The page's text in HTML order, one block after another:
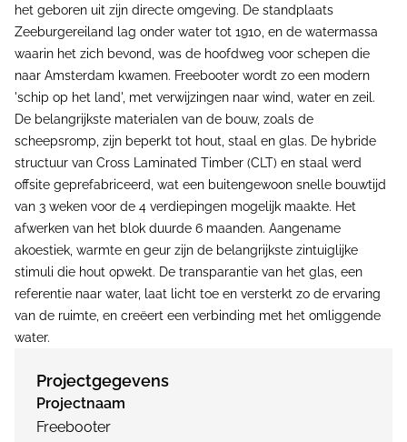
het geboren uit zijn directe omgeving. De standplaats
Zeeburgereiland lag onder water tot 1910, en de watermassa
waarin het zich bevond, was de hoofdweg voor schepen die
naar Amsterdam kwamen. Freebooter wordt zo een modern
'schip op het land', met verwijzingen naar wind, water en zeil.
De belangrijkste materialen van de bouw, zoals de
scheepsromp, zijn beperkt tot hout, staal en glas. De hybride
structuur van Cross Laminated Timber (CLT) en staal werd
offsite geprefabriceerd, wat een buitengewoon snelle bouwtijd
van 3 weken voor de 4 verdiepingen mogelijk maakte. Het
afwerken van het blok duurde 6 maanden. Aangename
akoestiek, warmte en geur zijn de belangrijkste zintuiglijke
stimuli die hout opwekt. De transparantie van het glas, een
referentie naar water, laat licht toe en versterkt zo de ervaring
van de ruimte, en creëert een verbinding met het omliggende
water.
Projectgegevens
Projectnaam
Freebooter